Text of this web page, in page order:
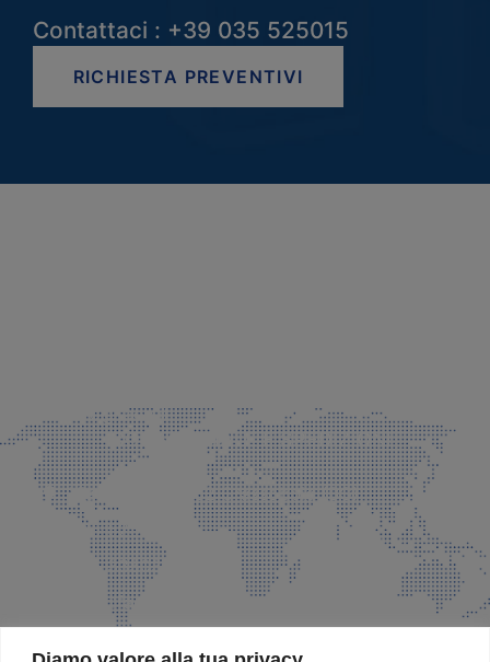
Contattaci : +39 035 525015
RICHIESTA PREVENTIVI
info@faeg.it
COMMERCIALE E SPEDIZIONI
Via Padre Elzi, 32 Grassobbio (BG)
035 525015
035 335037
info@faeg.it
SITE MAP